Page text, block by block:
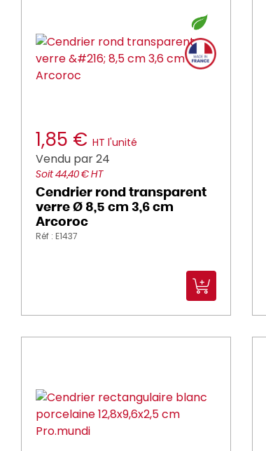
1,85 € HT l'unité
Vendu par 24
Soit 44,40 € HT
Cendrier rond transparent
verre Ø 8,5 cm 3,6 cm
Arcoroc
Réf : E1437